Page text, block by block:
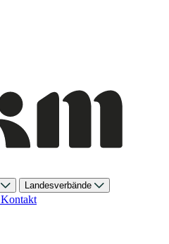
Landesverbände
Kontakt